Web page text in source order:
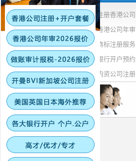
注册香港公司
香港公司年审
商标注册服务
银行开户预约
内资公司注册